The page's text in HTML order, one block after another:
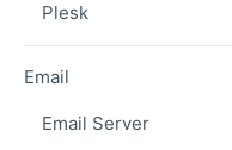
Plesk
Email
Email Server